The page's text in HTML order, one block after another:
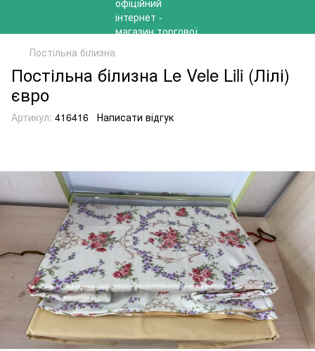
Постільна білизна
Постільна білизна Le Vele Lili (Лілі)
євро
Артикул: 416416 Написати відгук